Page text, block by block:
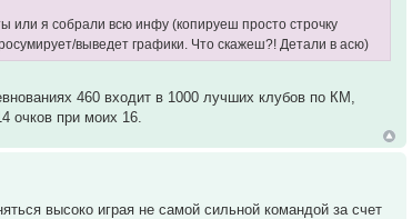
или я собрали всю инфу (копируеш просто строчку
выведет графики. Что скажеш?! Детали в асю)
460 входит в 1000 лучших клубов по КМ,
очков при моих 16.
высоко играя не самой сильной командой за счет